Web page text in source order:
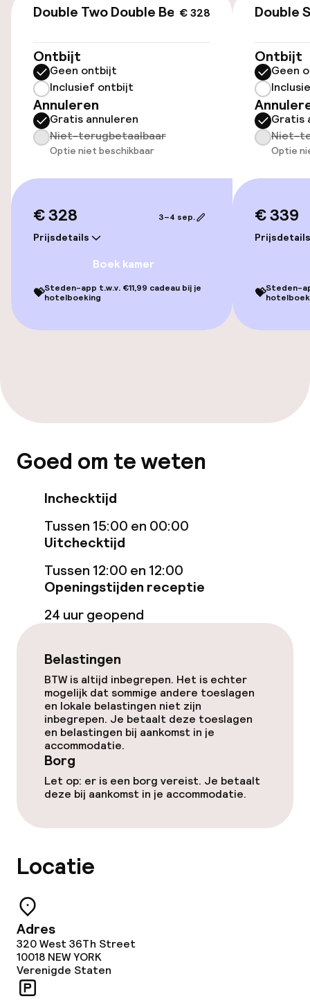
Openbaar parkeren
Toegankelijkheid
Overal rolstoeltoegankelijk
Lift
Betaalde wifi
Eet- en drinkgelegenheden
Schoonmaakvoorzieningen
Zakelijke faciliteiten
Beleid
Borg bij aankomst
Overal rookvrij
€ 328
Double Two Double Beds
Ontbijt
Geen ontbijt
Inclusief ontbijt
Annuleren
Gratis annuleren
Niet-terugbetaalbaar
Optie niet beschikbaar
€ 328
Prijsdetails
3–4 sep.
Boek kamer
💝Steden-app t.w.v. €11,99 cadeau bij je
hotelboeking
Double
Ontbijt
Geen
Gratis
Niet-
Optie
€ 339
Prijsdetails
💝Steden-
Goed om te weten
Inchecktijd
Tussen 15:00 en 00:00
Uitchecktijd
Tussen 12:00 en 12:00
Openingstijden receptie
24 uur geopend
Belastingen
BTW is altijd inbegrepen. Het is echter
mogelijk dat sommige andere toeslagen
en lokale belastingen niet zijn
inbegrepen. Je betaalt deze toeslagen
en belastingen bij aankomst in je
accommodatie.
Borg
Let op: er is een borg vereist. Je betaalt
deze bij aankomst in je accommodatie.
Locatie
Adres
320 West 36Th Street
10018 NEW YORK
Verenigde Staten